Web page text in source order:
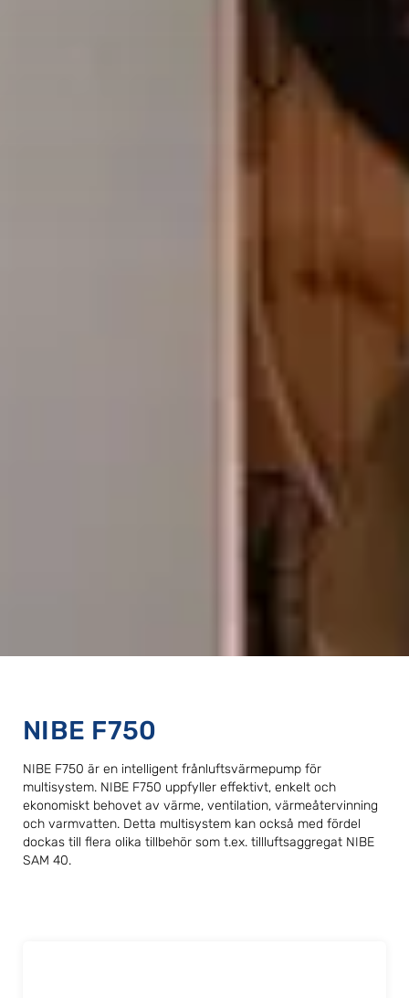
NIBE F750
NIBE F750 är en intelligent frånluftsvärmepump för
multisystem. NIBE F750 uppfyller effektivt, enkelt och
ekonomiskt behovet av värme, ventilation, värmeåtervinning
och varmvatten. Detta multisystem kan också med fördel
dockas till flera olika tillbehör som t.ex. tillluftsaggregat NIBE
SAM 40.